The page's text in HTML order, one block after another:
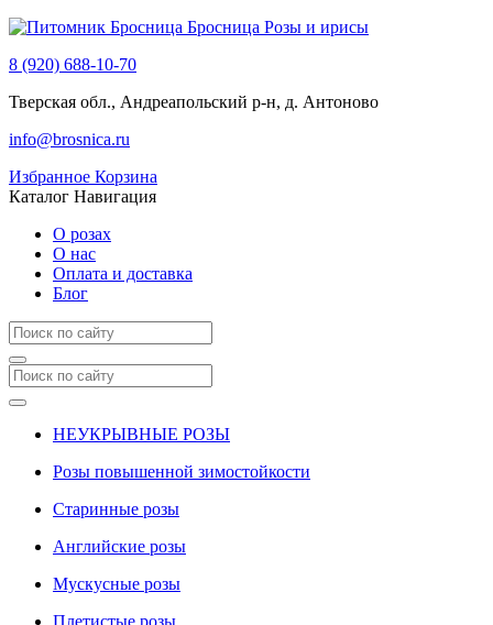
Бросница Розы и ирисы
8 (920) 688-10-70
Тверская обл., Андреапольский р-н, д. Антоново
info@brosnica.ru
Избранное Корзина
Каталог Навигация
О розах
О нас
Оплата и доставка
Блог
НЕУКРЫВНЫЕ РОЗЫ
Розы повышенной зимостойкости
Старинные розы
Английские розы
Мускусные розы
Плетистые розы